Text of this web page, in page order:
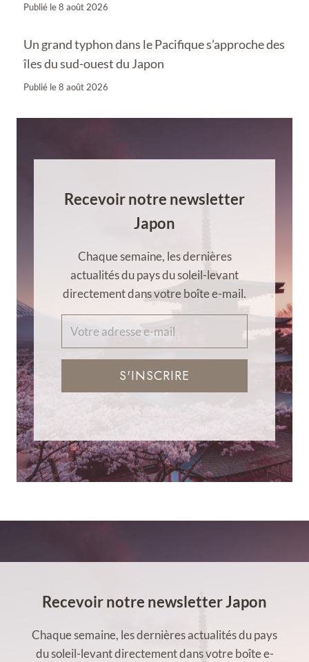
Publié le8 août 2026
Un grand typhon dans le Pacifique s’approche des
îles du sud-ouest du Japon
Publié le8 août 2026
Recevoir notre newsletter
Japon
Chaque semaine, les dernières
actualités du pays du soleil-levant
directement dans votre boîte e-mail.
S'INSCRIRE
Recevoir notre newsletter Japon
Chaque semaine, les dernières actualités du pays
du soleil-levant directement dans votre boîte e-